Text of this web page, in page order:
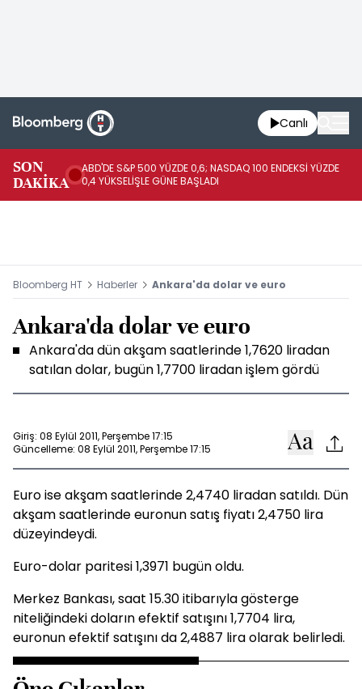
Canlı
SON
DAKİKA
ABD'DE S&P 500 YÜZDE 0,6; NASDAQ 100 ENDEKSİ YÜZDE
0,4 YÜKSELİŞLE GÜNE BAŞLADI
Bloomberg HT Haberler Ankara'da dolar ve euro
Ankara'da dolar ve euro
Ankara'da dün akşam saatlerinde 1,7620 liradan
satılan dolar, bugün 1,7700 liradan işlem gördü
Giriş: 08 Eylül 2011, Perşembe 17:15
Güncelleme: 08 Eylül 2011, Perşembe 17:15
Euro ise akşam saatlerinde 2,4740 liradan satıldı. Dün
akşam saatlerinde euronun satış fiyatı 2,4750 lira
düzeyindeydi.
Euro-dolar paritesi 1,3971 bugün oldu.
Merkez Bankası, saat 15.30 itibarıyla gösterge
niteliğindeki doların efektif satışını 1,7704 lira,
euronun efektif satışını da 2,4887 lira olarak belirledi.